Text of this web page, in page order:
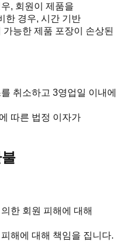
, 회원이 제품을
한 경우, 시간 기반
능한 제품 포장이 손상된
취소하고 3영업일 이내에
따른 법정 이자가
한 회원 피해에 대해
해에 대해 책임을 집니다.